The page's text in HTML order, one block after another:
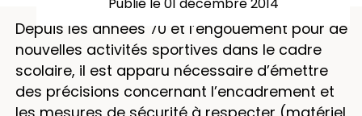
Publié le 01 décembre 2014
Depuis les années 70 et l’engouement pour de
nouvelles activités sportives dans le cadre
scolaire, il est apparu nécessaire d’émettre
des précisions concernant l’encadrement et